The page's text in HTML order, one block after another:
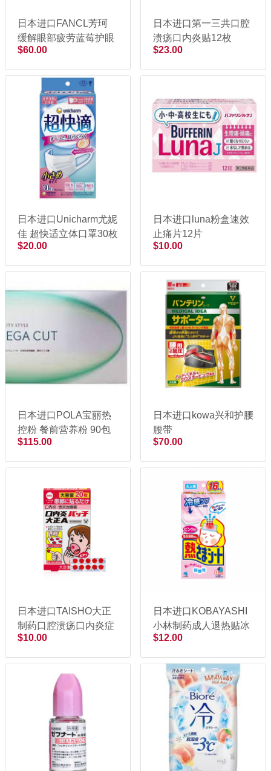
日本进口FANCL芳珂
缓解眼部疲劳蓝莓护眼
片 60粒
$60.00
日本进口第一三共口腔
溃疡口内炎贴12枚
$23.00
日本进口Unicharm尤妮
佳 超快适立体口罩30枚
$20.00
日本进口luna粉盒速效
止痛片12片
$10.00
日本进口POLA宝丽热
控粉 餐前营养粉 90包
$115.00
日本进口kowa兴和护腰
腰带
$70.00
日本进口TAISHO大正
制药口腔溃疡口内炎症
药膏贴10片
$10.00
日本进口KOBAYASHI
小林制药成人退热贴冰
宝贴12片
$12.00